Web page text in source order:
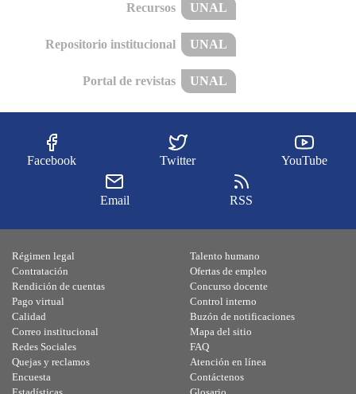
Recursos UNAL
Repositorio institucional UNAL
Portal de revistas UNAL
Facebook Twitter YouTube
Email RSS
Régimen legal
Contratación
Rendición de cuentas
Pago virtual
Calidad
Talento humano
Ofertas de empleo
Concurso docente
Control interno
Buzón de notificaciones
Correo institucional
Redes Sociales
Quejas y reclamos
Encuesta
Mapa del sitio
FAQ
Atención en línea
Contáctenos